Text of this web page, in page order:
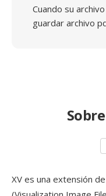
Cuando su
guardar archivo
XV es una extensión